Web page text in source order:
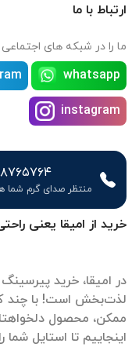
خرید از امیقا یعنی
در امیقا، خرید
لذت‌بخش است! با چند
ممکن، محصول
اینجاییم تا استایل
ارتباط با ما
ما را در شبکه های اجتماعی
whatsapp
instagram
منتظر صدای گرم شما